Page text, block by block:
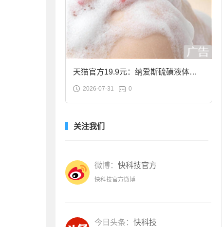
天猫官方19.9元：纳爱斯硫磺液体香
皂2斤大促
2026-07-31 0
关注我们
微博： 快科技官方
快科技官方微博
今日头条： 快科技